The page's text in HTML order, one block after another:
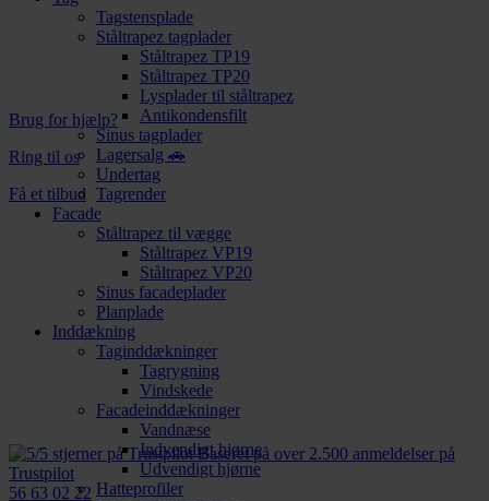
Tagstensplade
Ståltrapez tagplader
Ståltrapez TP19
Ståltrapez TP20
Lysplader til ståltrapez
Antikondensfilt
Sinus tagplader
Lagersalg 🚗
Undertag
Tagrender
Facade
Ståltrapez til vægge
Ståltrapez VP19
Ståltrapez VP20
Sinus facadeplader
Planplade
Inddækning
Taginddækninger
Tagrygning
Vindskede
Facadeinddækninger
Vandnæse
Indvendigt hjørne
Udvendigt hjørne
Hatteprofiler
Brug for hjælp?
Ring til os
Få et tilbud
Baseret på over 2.500 anmeldelser på
Trustpilot
56 63 02 22